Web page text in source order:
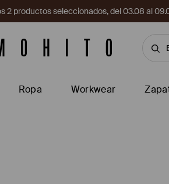
productos seleccionados, del 03.08 al
Ropa Workwear